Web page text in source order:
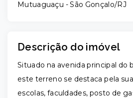
Mutuaguaçu - São Gonçalo/RJ
Descrição do imóvel
Situado na avenida principal do
este terreno se destaca pela
escolas, faculdades, posto de